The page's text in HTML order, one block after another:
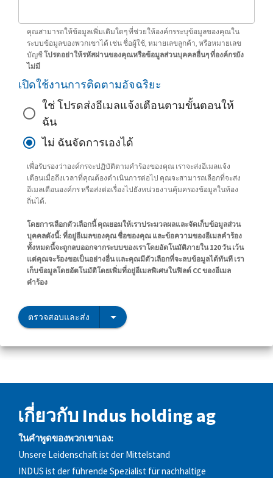
คุณสามารถให้ข้อมูลเพิ่มเติมใดๆ ที่ช่วยให้องค์กรระบุข้อมูลของคุณใน
ระบบข้อมูลของพวกเขาได้ เช่น ชื่อผู้ใช้, หมายเลขลูกค้า, หรือหมายเลข
บัญชีโปรดอย่าให้รหัสผ่านของคุณหรือข้อมูลส่วนบุคคลอื่นๆ ที่องค์กรยัง
ไม่มี
เปิดใช้งานการติดตามอัจฉริยะ
ใช่ โปรดส่งอีเมลแจ้งเตือนตามขั้นตอนให้
ฉัน
ไม่ ฉันจัดการเองได้
เพื่อรับรองว่าองค์กรจะปฏิบัติตามคำร้องของคุณ เราจะส่งอีเมลแจ้ง
เตือนเมื่อถึงเวลาที่คุณต้องดำเนินการต่อไป คุณจะสามารถเลือกที่จะส่ง
อีเมลเตือนองค์กร หรือส่งต่อเรื่องไปยังหน่วยงานคุ้มครองข้อมูลในท้อง
ถิ่นได้.
โดยการเลือกตัวเลือกนี้ คุณยอมให้เราประมวลผลและจัดเก็บข้อมูลส่วน
บุคคลดังนี้: ที่อยู่อีเมลของคุณ ชื่อของคุณ และข้อความของอีเมลคำร้อง
ทั้งหมดนี้จะถูกลบออกจากระบบของเราโดยอัตโนมัติภายใน 120 วัน เว้น
แต่คุณจะร้องขอเป็นอย่างอื่น และคุณมีตัวเลือกที่จะลบข้อมูลได้ทันที เรา
เก็บข้อมูลโดยอัตโนมัติโดยเพิ่มที่อยู่อีเมลพิเศษในฟิลด์ CC ของอีเมล
คำร้อง
ตรวจสอบและส่ง
เกี่ยวกับ Indus holding ag
ในคำพูดของพวกเขาเอง:
Unsere Leidenschaft ist der Mittelstand
INDUS ist der führende Spezialist für nachhaltige